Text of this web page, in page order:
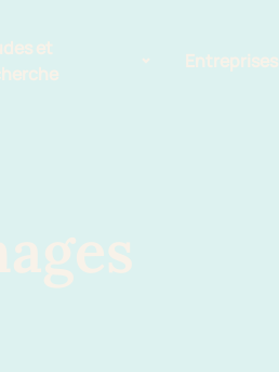
et
Sommeil de l'enfant
Entreprises